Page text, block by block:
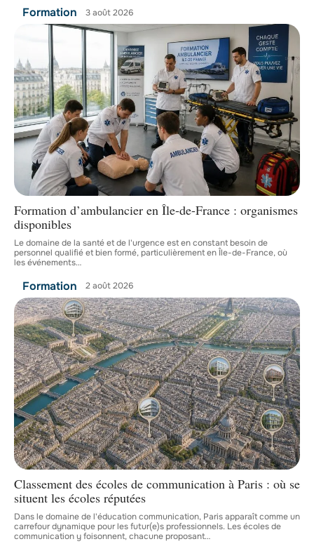
Formation 3 août 2026
Formation d’ambulancier en Île-de-France : organismes
disponibles
Le domaine de la santé et de l'urgence est en constant besoin de
personnel qualifié et bien formé, particulièrement en Île-de-France, où
les événements…
Formation 2 août 2026
Classement des écoles de communication à Paris : où se
situent les écoles réputées
Dans le domaine de l'éducation communication, Paris apparaît comme un
carrefour dynamique pour les futur(e)s professionnels. Les écoles de
communication y foisonnent, chacune proposant…